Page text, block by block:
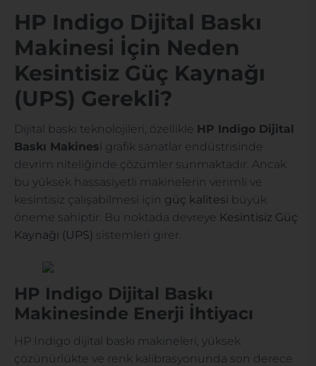
HP Indigo Dijital Baskı
Makinesi İçin Neden
Kesintisiz Güç Kaynağı
(UPS) Gerekli?
Dijital baskı teknolojileri, özellikle HP Indigo Dijital
Baskı Makinesi grafik sanatlar endüstrisinde
devrim niteliğinde çözümler sunmaktadır. Ancak
bu yüksek hassasiyetli makinelerin verimli ve
kesintisiz çalışabilmesi için güç kalitesi büyük
öneme sahiptir. Bu noktada devreye Kesintisiz Güç
Kaynağı (UPS) sistemleri girer.
HP Indigo Dijital Baskı
Makinesinde Enerji İhtiyacı
HP Indigo dijital baskı makineleri, yüksek
çözünürlükte ve renk kalibrasyonunda son derece